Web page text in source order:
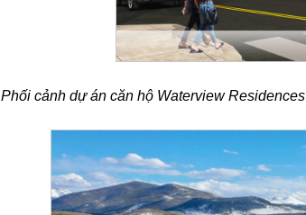
Phối cảnh dự án căn hộ Waterview Residences